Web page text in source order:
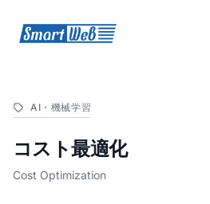
SmartWeb
AI・機械学習
コスト最適化
Cost Optimization